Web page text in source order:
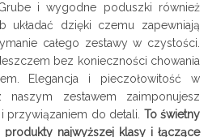
i wygodne poduszki również
dzięki czemu zapewniają
całego zestawy w czystości.
bez konieczności chowania
Elegancja i pieczołowitość w
zestawem zaimponujesz
przywiązaniem do detali. To świetny
najwyższej klasy i łączące